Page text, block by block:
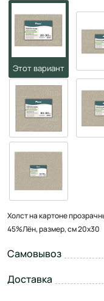
Холст на картоне
45%Лён, размер, см 20x30
Самовывоз
Доставка